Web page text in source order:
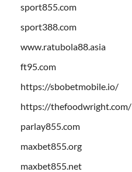
sport855.com
sport388.com
www.ratubola88.asia
ft95.com
https://sbobetmobile.io/
https://thefoodwright.com/
parlay855.com
maxbet855.org
maxbet855.net